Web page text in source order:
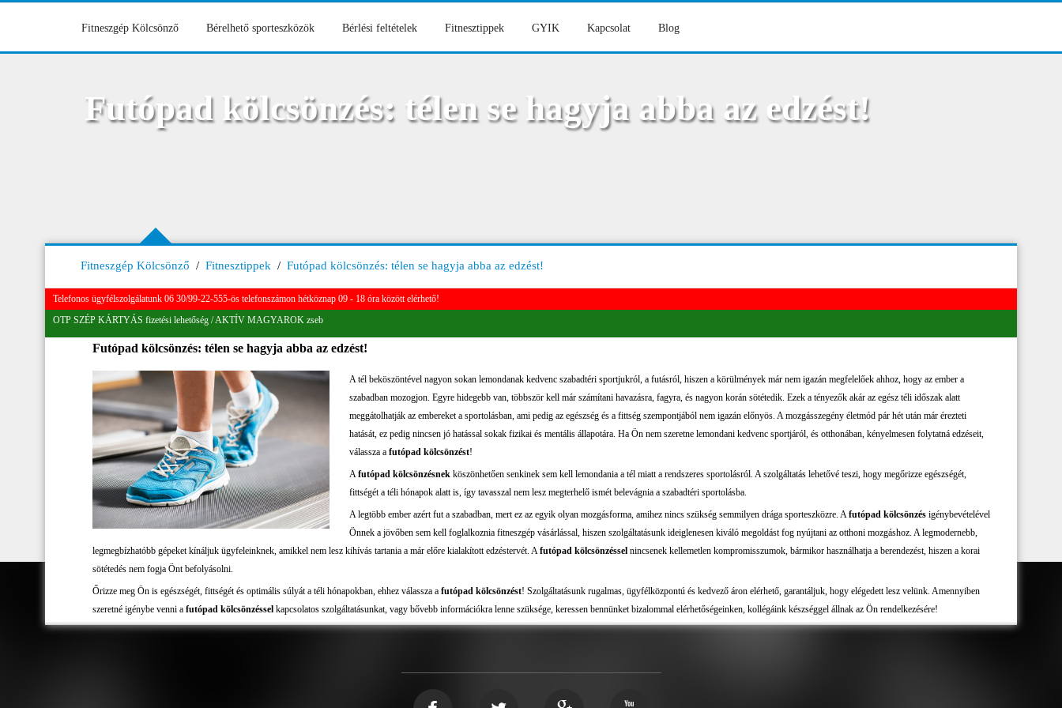
Fitneszgép Kölcsönző Bérelhető sporteszközök Bérlési feltételek Fitnesztippek GYIK Kapcsolat Blog
Futópad kölcsönzés: télen se hagyja abba az edzést!
Fitneszgép Kölcsönző / Fitnesztippek / Futópad kölcsönzés: télen se hagyja abba az edzést!
Telefonos ügyfélszolgálatunk 06 30/99-22-555-ös telefonszámon hétköznap 09 - 18 óra között elérhető!
OTP SZÉP KÁRTYÁS fizetési lehetőség / AKTÍV MAGYAROK zseb
Futópad kölcsönzés: télen se hagyja abba az edzést!
A tél beköszöntével nagyon sokan lemondanak kedvenc szabadtéri sportjukról, a futásról, hiszen a körülmények már nem igazán megfelelőek ahhoz, hogy az ember a
szabadban mozogjon. Egyre hidegebb van, többször kell már számítani havazásra, fagyra, és nagyon korán sötétedik. Ezek a tényezők akár az egész téli időszak alatt
meggátolhatják az embereket a sportolásban, ami pedig az egészség és a fittség szempontjából nem igazán előnyös. A mozgásszegény életmód pár hét után már érezteti
hatását, ez pedig nincsen jó hatással sokak fizikai és mentális állapotára. Ha Ön nem szeretne lemondani kedvenc sportjáról, és otthonában, kényelmesen folytatná edzéseit,
válassza a futópad kölcsönzést!
Afutópad kölcsönzésnek köszönhetően senkinek sem kell lemondania a tél miatt a rendszeres sportolásról. A szolgáltatás lehetővé teszi, hogy megőrizze egészségét,
fittségét a téli hónapok alatt is, így tavasszal nem lesz megterhelő ismét belevágnia a szabadtéri sportolásba.
A legtöbb ember azért fut a szabadban, mert ez az egyik olyan mozgásforma, amihez nincs szükség semmilyen drága sporteszközre. Afutópad kölcsönzés igénybevételével
Önnek a jövőben sem kell foglalkoznia fitneszgép vásárlással, hiszen szolgáltatásunk ideiglenesen kiváló megoldást fog nyújtani az otthoni mozgáshoz. A legmodernebb,
legmegbízhatóbb gépeket kínáljuk ügyfeleinknek, amikkel nem lesz kihívás tartania a már előre kialakított edzéstervét. Afutópad kölcsönzéssel nincsenek kellemetlen kompromisszumok, bármikor használhatja a berendezést, hiszen a korai
sötétedés nem fogja Önt befolyásolni.
Őrizze meg Ön is egészségét, fittségét és optimális súlyát a téli hónapokban, ehhez válassza a futópad kölcsönzést! Szolgáltatásunk rugalmas, ügyfélközpontú és kedvező áron elérhető, garantáljuk, hogy elégedett lesz velünk. Amennyiben
szeretné igénybe venni a futópad kölcsönzéssel kapcsolatos szolgáltatásunkat, vagy bővebb információkra lenne szüksége, keressen bennünket bizalommal elérhetőségeinken, kollégáink készséggel állnak az Ön rendelkezésére!